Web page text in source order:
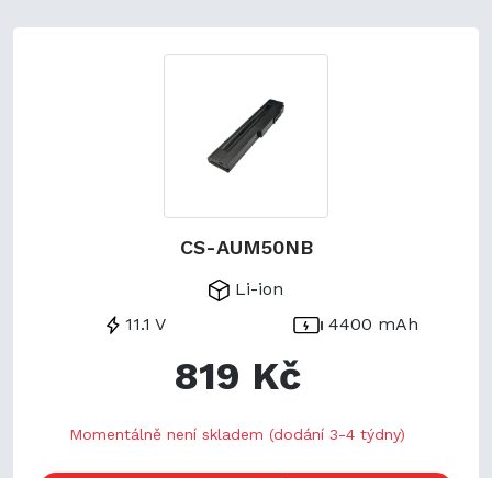
CS-AUM50NB
Li-ion
11.1 V
4400 mAh
819 Kč
Momentálně není skladem (dodání 3-4 týdny)